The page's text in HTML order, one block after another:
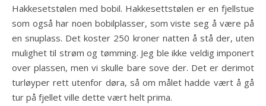
Hakkesetstølen med bobil. Hakkesettstølen er en fjellstue
som også har noen bobilplasser, som viste seg å være på
en snuplass. Det koster 250 kroner natten å stå der, uten
mulighet til strøm og tømming. Jeg ble ikke veldig imponert
over plassen, men vi skulle bare sove der. Det er derimot
turløyper rett utenfor døra, så om målet hadde vært å gå
tur på fjellet ville dette vært helt prima.